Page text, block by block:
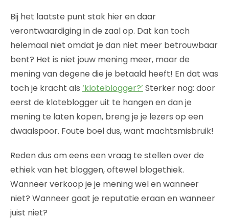
Bij het laatste punt stak hier en daar
verontwaardiging in de zaal op. Dat kan toch
helemaal niet omdat je dan niet meer betrouwbaar
bent? Het is niet jouw mening meer, maar de
mening van degene die je betaald heeft! En dat was
toch je kracht als ‘kloteblogger?’ Sterker nog: door
eerst de kloteblogger uit te hangen en dan je
mening te laten kopen, breng je je lezers op een
dwaalspoor. Foute boel dus, want machtsmisbruik!
Reden dus om eens een vraag te stellen over de
ethiek van het bloggen, oftewel blogethiek.
Wanneer verkoop je je mening wel en wanneer
niet? Wanneer gaat je reputatie eraan en wanneer
juist niet?